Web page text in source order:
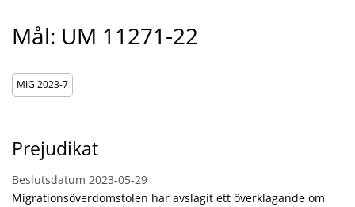
Mål: UM 11271-22
MIG 2023-7
Prejudikat
Beslutsdatum 2023-05-29
Migrationsöverdomstolen har avslagit ett överklagande om